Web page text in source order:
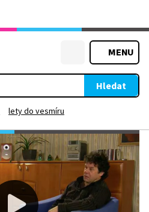
MENU
Hledat
lety do vesmíru